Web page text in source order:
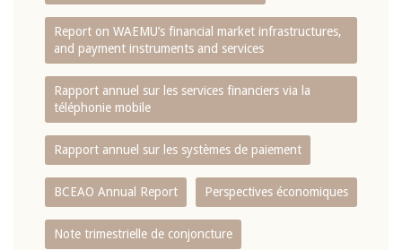
Report on WAEMU’s financial market infrastructures,
and payment instruments and services
Rapport annuel sur les services financiers via la
téléphonie mobile
Rapport annuel sur les systèmes de paiement
BCEAO Annual Report Perspectives économiques
Note trimestrielle de conjoncture